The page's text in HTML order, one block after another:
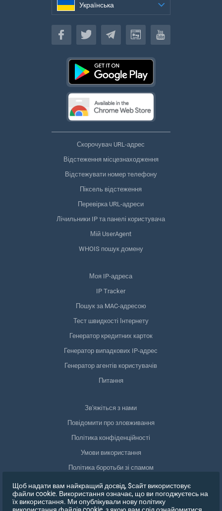
Українська
Українська
Скорочувач URL-адрес
Відстеження місцезнаходження
Відстежувати номер телефону
Піксель відстеження
Перевірка URL-адреси
Лічильники IP та панелі користувача
Мій UserAgent
WHOIS пошук домену
Моя IP-адреса
IP Tracker
Пошук за MAC-адресою
Тест швидкості Інтернету
Генератор кредитних карток
Генератор випадкових IP-адрес
Генератор агентів користувачів
Питання
Зв'яжіться з нами
Повідомити про зловживання
Політика конфіденційності
Умови використання
Політика боротьби зі спамом
Відповідність GDPR
Видалити мої дані
Щоб надати вам найкращий досвід, $сайт використовує
файли cookie. Використання означає, що ви погоджуєтесь на
їх використання. Ми опублікували нову політику